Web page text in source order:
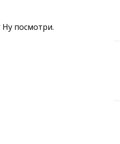
Ну посмотри.
···
···